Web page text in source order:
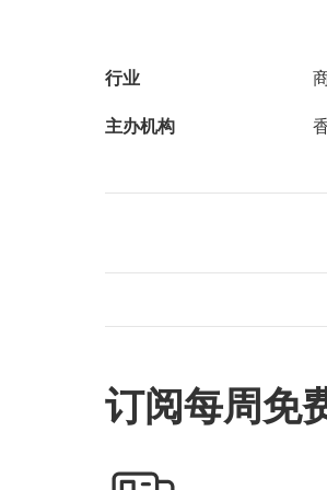
行业
主办机构
订阅每周免